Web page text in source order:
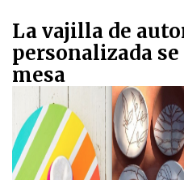
La vajilla de
personalizada
mesa